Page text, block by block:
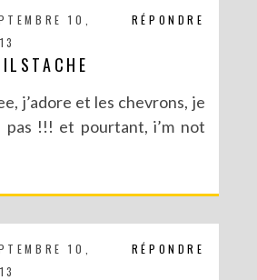
RÉPONDRE
10,
j’adore et les chevrons, je
pas !!! et pourtant, i’m not
RÉPONDRE
10,